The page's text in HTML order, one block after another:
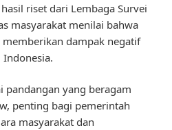
riset dari Lembaga Survei
masyarakat menilai bahwa
memberikan dampak negatif
pandangan yang beragam
penting bagi pemerintah
masyarakat dan